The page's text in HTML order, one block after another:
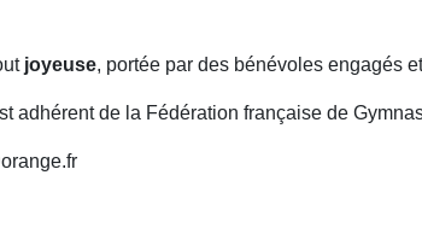
joyeuse, portée par des bénévoles engagés
adhérent de la Fédération française de